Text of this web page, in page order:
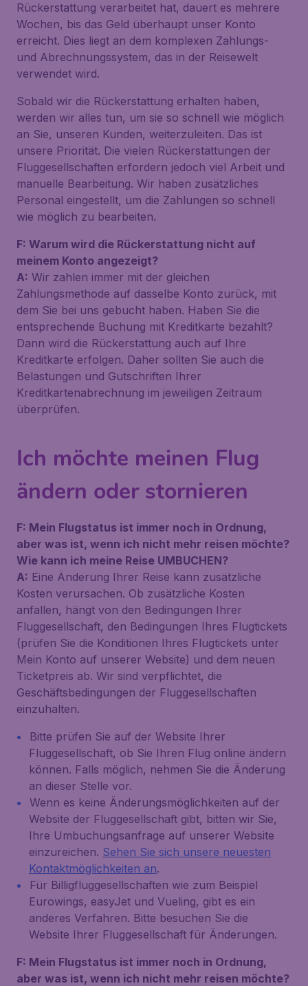
Rückerstattung verarbeitet hat, dauert es mehrere
Wochen, bis das Geld überhaupt unser Konto
erreicht. Dies liegt an dem komplexen Zahlungs-
und Abrechnungssystem, das in der Reisewelt
verwendet wird.
Sobald wir die Rückerstattung erhalten haben,
werden wir alles tun, um sie so schnell wie möglich
an Sie, unseren Kunden, weiterzuleiten. Das ist
unsere Priorität. Die vielen Rückerstattungen der
Fluggesellschaften erfordern jedoch viel Arbeit und
manuelle Bearbeitung. Wir haben zusätzliches
Personal eingestellt, um die Zahlungen so schnell
wie möglich zu bearbeiten.
F: Warum wird die Rückerstattung nicht auf
meinem Konto angezeigt?
A: Wir zahlen immer mit der gleichen
Zahlungsmethode auf dasselbe Konto zurück, mit
dem Sie bei uns gebucht haben. Haben Sie die
entsprechende Buchung mit Kreditkarte bezahlt?
Dann wird die Rückerstattung auch auf Ihre
Kreditkarte erfolgen. Daher sollten Sie auch die
Belastungen und Gutschriften Ihrer
Kreditkartenabrechnung im jeweiligen Zeitraum
überprüfen.
Ich möchte meinen Flug
ändern oder stornieren
F: Mein Flugstatus ist immer noch in Ordnung,
aber was ist, wenn ich nicht mehr reisen möchte?
Wie kann ich meine Reise UMBUCHEN?
A: Eine Änderung Ihrer Reise kann zusätzliche
Kosten verursachen. Ob zusätzliche Kosten
anfallen, hängt von den Bedingungen Ihrer
Fluggesellschaft, den Bedingungen Ihres Flugtickets
(prüfen Sie die Konditionen Ihres Flugtickets unter
Mein Konto auf unserer Website) und dem neuen
Ticketpreis ab. Wir sind verpflichtet, die
Geschäftsbedingungen der Fluggesellschaften
einzuhalten.
Bitte prüfen Sie auf der Website Ihrer
Fluggesellschaft, ob Sie Ihren Flug online ändern
können. Falls möglich, nehmen Sie die Änderung
an dieser Stelle vor.
Wenn es keine Änderungsmöglichkeiten auf der
Website der Fluggesellschaft gibt, bitten wir Sie,
Ihre Umbuchungsanfrage auf unserer Website
einzureichen. Sehen Sie sich unsere neuesten
Kontaktmöglichkeiten an.
Für Billigfluggesellschaften wie zum Beispiel
Eurowings, easyJet und Vueling, gibt es ein
anderes Verfahren. Bitte besuchen Sie die
Website Ihrer Fluggesellschaft für Änderungen.
F: Mein Flugstatus ist immer noch in Ordnung,
aber was ist, wenn ich nicht mehr reisen möchte?